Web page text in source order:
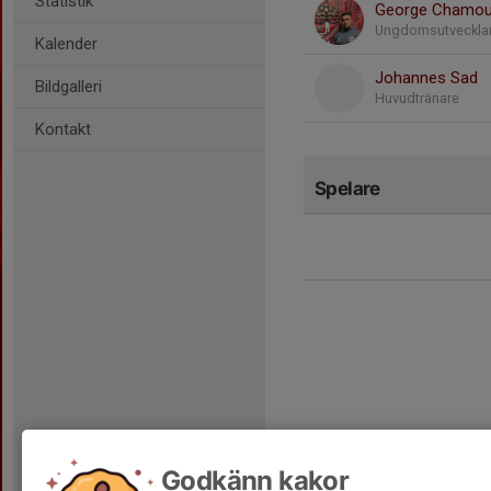
Kalender
Bildgalleri
Kontakt
George
Johannes Sad
Huvudtränare
Spelare
Godkänn kakor